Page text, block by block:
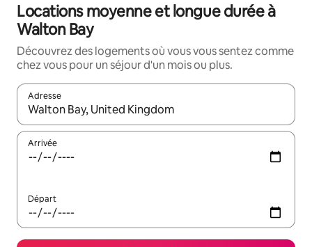
Locations moyenne et longue durée à
Walton Bay
Découvrez des logements où vous vous sentez comme
chez vous pour un séjour d'un mois ou plus.
Adresse
Lorsque les résultats s'affichent, utilisez les flèches vers le
Arrivée
Départ